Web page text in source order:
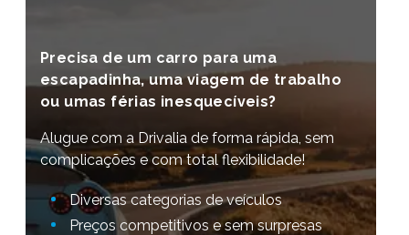
Precisa de um carro para uma
escapadinha, uma viagem de trabalho
ou umas férias inesquecíveis?
Alugue com a Drivalia de forma rápida, sem
complicações e com total flexibilidade!
Diversas categorias de veículos
Preços competitivos e sem surpresas